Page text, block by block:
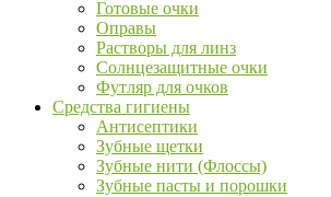
Готовые очки
Оправы
Растворы для линз
Солнцезащитные очки
Футляр для очков
Средства гигиены
Антисептики
Зубные щетки
Зубные нити (Флоссы)
Зубные пасты и порошки